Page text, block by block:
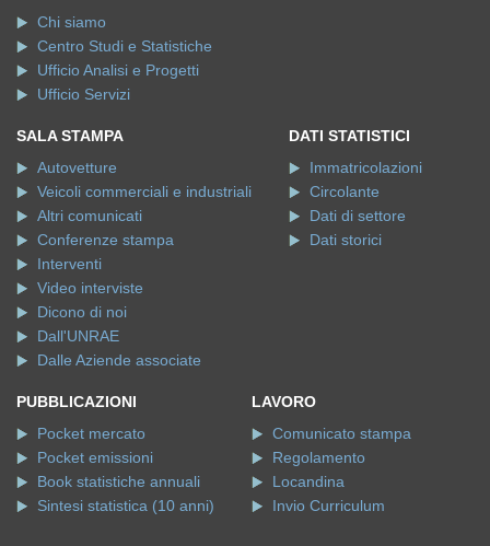
Chi siamo
Centro Studi e Statistiche
Ufficio Analisi e Progetti
Ufficio Servizi
SALA STAMPA
Autovetture
Veicoli commerciali e industriali
Altri comunicati
Conferenze stampa
Interventi
Video interviste
Dicono di noi
Dall'UNRAE
Dalle Aziende associate
DATI STATISTICI
Immatricolazioni
Circolante
Dati di settore
Dati storici
PUBBLICAZIONI
Pocket mercato
Pocket emissioni
Book statistiche annuali
Sintesi statistica (10 anni)
LAVORO
Comunicato stampa
Regolamento
Locandina
Invio Curriculum